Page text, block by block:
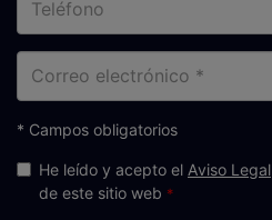
electrónico
* Campos obligatorios
He leído y acepto el Aviso Legal
de este sitio web